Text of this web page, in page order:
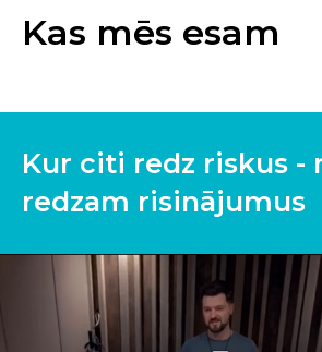
Kas mēs esam
Kur citi redz riskus -
redzam risinājumus